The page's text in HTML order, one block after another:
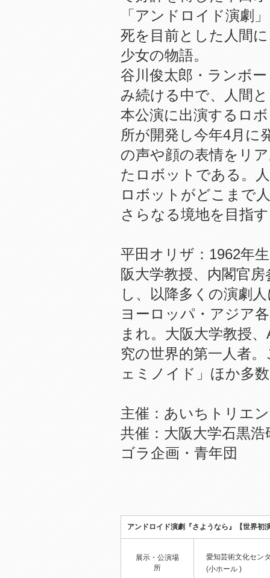
「アンドロイド演劇
死を目前とした人間
少女の物語。
谷川俊太郎・ランボ
み続ける中で、人間
本公演に出演するロ
所が開発し今年4月に
の声や顔の表情をリ
たロボットである。
ロボットがどこまで
さらなる境地を目指
平田オリザ：1962年
阪大学教授、内閣官
し、以降多くの演劇
ヨーロッパ・アジア
まれ。大阪大学教授
究の世界的第一人者
ェミノイド」ほか多
主催：あいちトリエ
共催：大阪大学石黒
ゴラ企画・青年団
アンドロイド演劇『さようなら』【世界初
展示・公演場
所
愛知芸術文化セン
(小ホール )